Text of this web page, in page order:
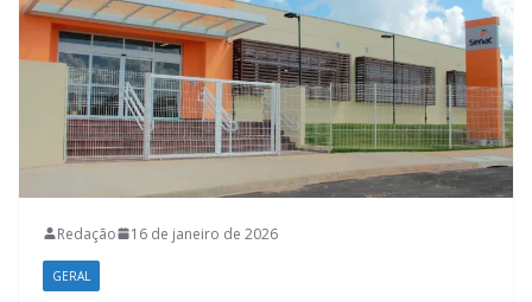
Redação 16 de janeiro de 2026
GERAL